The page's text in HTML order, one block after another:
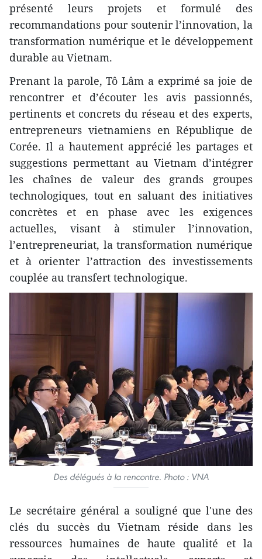
présenté leurs projets et formulé des
recommandations pour soutenir l’innovation, la
transformation numérique et le développement
durable au Vietnam.
Prenant la parole, Tô Lâm a exprimé sa joie de
rencontrer et d’écouter les avis passionnés,
pertinents et concrets du réseau et des experts,
entrepreneurs vietnamiens en République de
Corée. Il a hautement apprécié les partages et
suggestions permettant au Vietnam d’intégrer
les chaînes de valeur des grands groupes
technologiques, tout en saluant des initiatives
concrètes et en phase avec les exigences
actuelles, visant à stimuler l’innovation,
l’entrepreneuriat, la transformation numérique
et à orienter l’attraction des investissements
couplée au transfert technologique.
Des délégués à la rencontre. Photo : VNA
Le secrétaire général a souligné que l'une des
clés du succès du Vietnam réside dans les
ressources humaines de haute qualité et la